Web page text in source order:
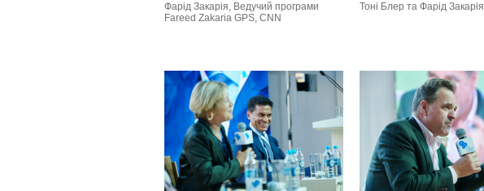
Фарід Закарія, Ведучий програми
Fareed Zakaria GPS, CNN
Тоні Блер та Фарід Закарія